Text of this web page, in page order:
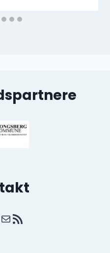
E-postRSS-strøm